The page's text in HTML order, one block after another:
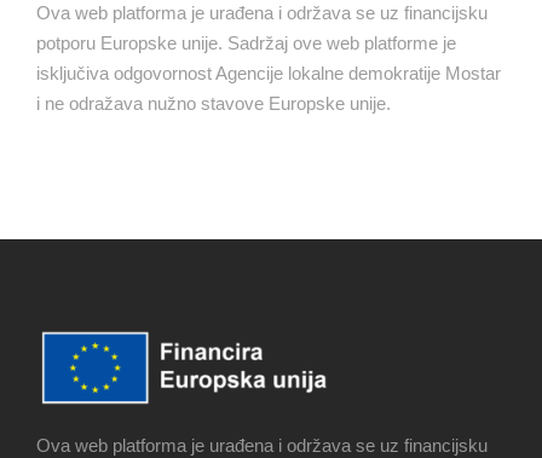
Ova web platforma je urađena i održava se uz financijsku
potporu Europske unije. Sadržaj ove web platforme je
isključiva odgovornost Agencije lokalne demokratije Mostar
i ne odražava nužno stavove Europske unije.
Ova web platforma je urađena i održava se uz financijsku